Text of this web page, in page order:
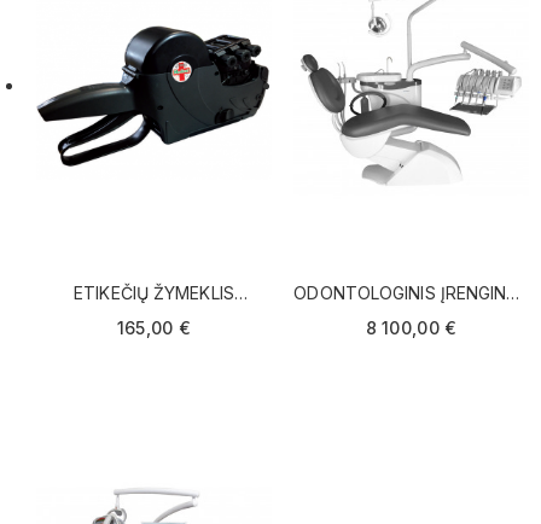
ETIKEČIŲ ŽYMEKLIS
PRINTEX MEDICAL
165,00 €
ODONTOLOGINIS ĮRENGINYS
NK
8 100,00 €